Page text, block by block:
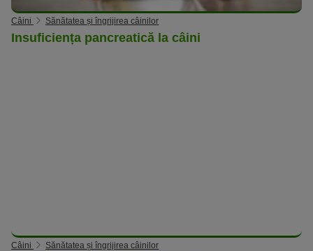
Câini Sănătatea și îngrijirea câinilor
Insuficiența pancreatică la câini
Câini Sănătatea și îngrijirea câinilor